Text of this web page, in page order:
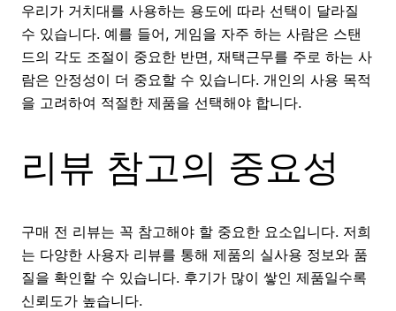
우리가 거치대를 사용하는 용도에 따라 선택이 달라질
수 있습니다. 예를 들어, 게임을 자주 하는 사람은 스탠
드의 각도 조절이 중요한 반면, 재택근무를 주로 하는 사
람은 안정성이 더 중요할 수 있습니다. 개인의 사용 목적
을 고려하여 적절한 제품을 선택해야 합니다.
리뷰 참고의 중요성
구매 전 리뷰는 꼭 참고해야 할 중요한 요소입니다. 저희
는 다양한 사용자 리뷰를 통해 제품의 실사용 정보와 품
질을 확인할 수 있습니다. 후기가 많이 쌓인 제품일수록
신뢰도가 높습니다.